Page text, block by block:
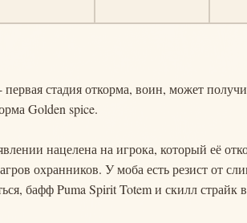
стадия откорма, воин, может
Golden spice.
нацелена на игрока, который её
охранников. У моба есть резист от
бафф Puma Spirit Totem и скилл